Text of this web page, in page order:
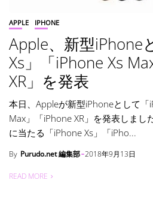
APPLE IPHONE
Apple、新型iPhone
Xs」「iPhone Xs
XR」を発表
本日、Appleが新型iPhoneとして「
Max」「iPhone XR」を発表しまし
に当たる「iPhone Xs」「iPho...
By Purudo.net 編集部 2018年9月13日
READ MORE